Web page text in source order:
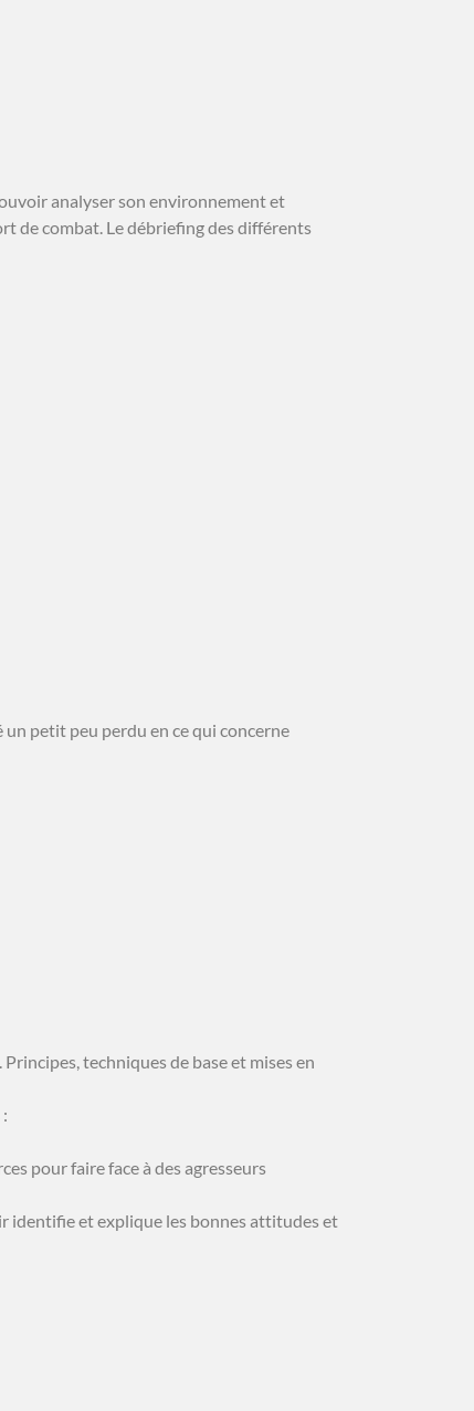
analyser son environnement et
de combat. Le débriefing des différents
petit peu perdu en ce qui concerne
techniques de base et mises en
pour faire face à des agresseurs
identifie et explique les bonnes attitudes et